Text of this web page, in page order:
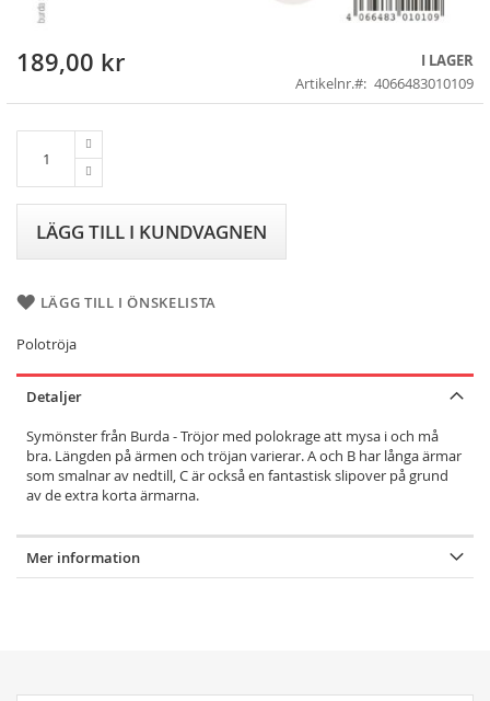
Skip
the
of
189,00 kr
I LAGER
Artikelnr.
4066483010109
LÄGG TILL I KUNDVAGNEN
LÄGG TILL I ÖNSKELISTA
Polotröja
Detaljer
Symönster från Burda - Tröjor med polokrage att mysa i och må
bra. Längden på ärmen och tröjan varierar. A och B har långa ärmar
som smalnar av nedtill, C är också en fantastisk slipover på grund
av de extra korta ärmarna.
Mer information